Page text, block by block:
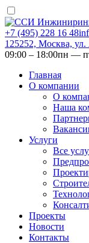
+7 (495) 228 16 48
125252, Москва,
09:00 ‒ 18:00пн —
Главная
О компании
О
Наша
Услуги
Все
Проекты
Новости
Контакты